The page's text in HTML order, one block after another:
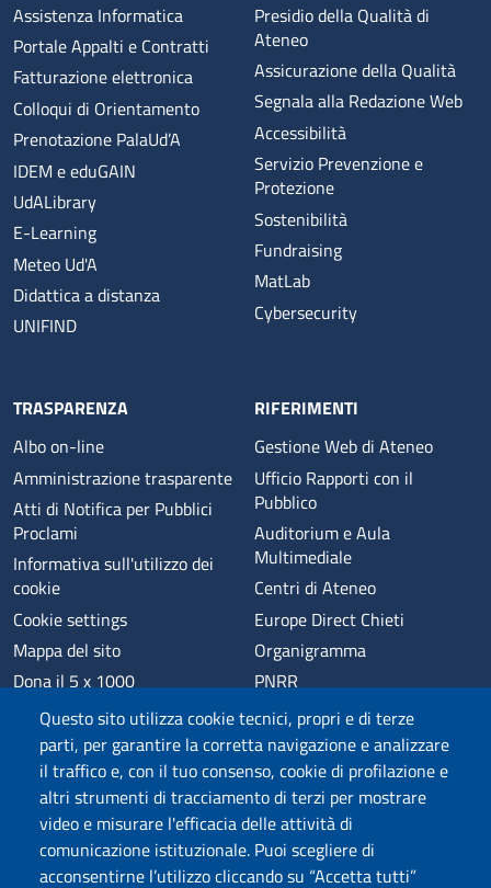
Questo sito utilizza cookie tecnici, propri e di terze
parti, per garantire la corretta navigazione e analizzare
il traffico e, con il tuo consenso, cookie di profilazione e
altri strumenti di tracciamento di terzi per mostrare
video e misurare l'efficacia delle attività di
comunicazione istituzionale. Puoi scegliere di
acconsentirne l’utilizzo cliccando su “Accetta tutti”
Assistenza Informatica
Portale Appalti e Contratti
Fatturazione elettronica
Colloqui di Orientamento
Prenotazione PalaUd’A
IDEM e eduGAIN
UdALibrary
E-Learning
Meteo Ud'A
Didattica a distanza
UNIFIND
Presidio della Qualità di
Ateneo
Assicurazione della Qualità
Segnala alla Redazione Web
Accessibilità
Servizio Prevenzione e
Protezione
Sostenibilità
Fundraising
MatLab
Cybersecurity
TRASPARENZA
Albo on-line
Amministrazione trasparente
Atti di Notifica per Pubblici
Proclami
Informativa sull'utilizzo dei
cookie
Cookie settings
Mappa del sito
Dona il 5 x 1000
Phishing
Privacy
RIFERIMENTI
Gestione Web di Ateneo
Ufficio Rapporti con il
Pubblico
Auditorium e Aula
Multimediale
Centri di Ateneo
Europe Direct Chieti
Organigramma
PNRR
Alumni
Sede di Chieti
Sede di Pescara
Credits